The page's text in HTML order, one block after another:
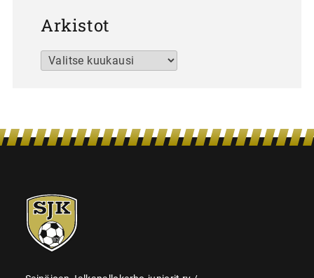
Arkistot
Arkistot
SJK-
juniorit